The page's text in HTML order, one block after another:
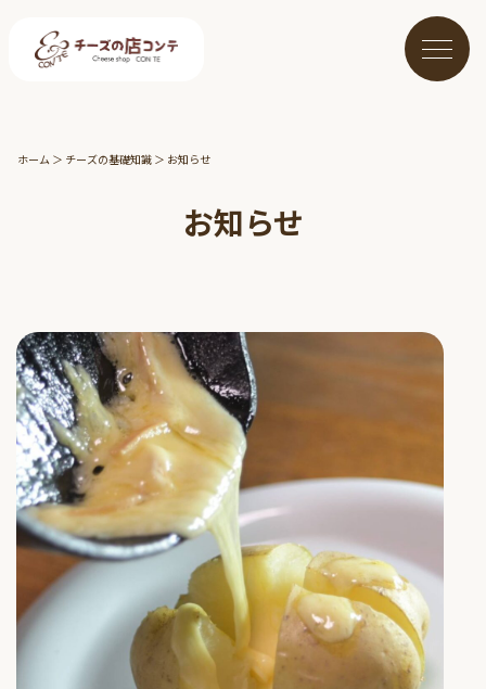
ホーム ＞ チーズの基礎知識 ＞ お知らせ
お知らせ